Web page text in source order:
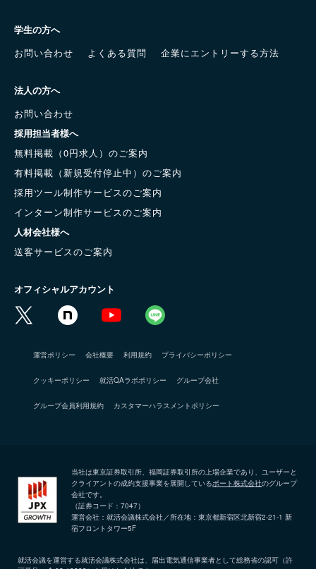
学生の方へ
お問い合わせ
よくある質問 企業にエントリーする方法
法人の方へ
お問い合わせ
採用担当者様へ
無料掲載（0円求人）のご案内
有料掲載（新規受付停止中）のご案内
採用ツール制作サービスのご案内
インターン制作サービスのご案内
人材会社様へ
送客サービスのご案内
オフィシャルアカウント
運営ポリシー 会社概要 利用規約 プライバシーポリシー
クッキーポリシー 就活QAラボポリシー グループ会社
グループ会員利用規約 カスタマーハラスメントポリシー
当社は東京証券取引所、福岡証券取引所の上場企業であり、ユーザーと
クライアントの成約支援事業を展開しているポート株式会社のグループ
会社です。
（証券コード：7047）
運営会社：就活会議株式会社／所在地：東京都新宿区北新宿2-21-1 新
宿フロントタワー5F
就活会議を運営する就活会議株式会社は、届出電気通信事業者として総務省の認可（許